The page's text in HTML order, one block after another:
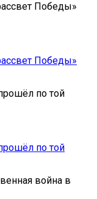
Победы»
Победы»
по той
по той
война в